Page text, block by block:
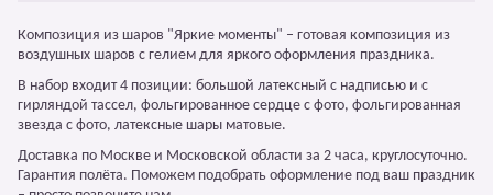
Композиция из шаров "Яркие моменты" – готовая композиция из
воздушных шаров с гелием для яркого оформления праздника.
В набор входит 4 позиции: большой латексный с надписью и с
гирляндой тассел, фольгированное сердце с фото, фольгированная
звезда с фото, латексные шары матовые.
Доставка по Москве и Московской области за 2 часа, круглосуточно.
Гарантия полёта. Поможем подобрать оформление под ваш праздник